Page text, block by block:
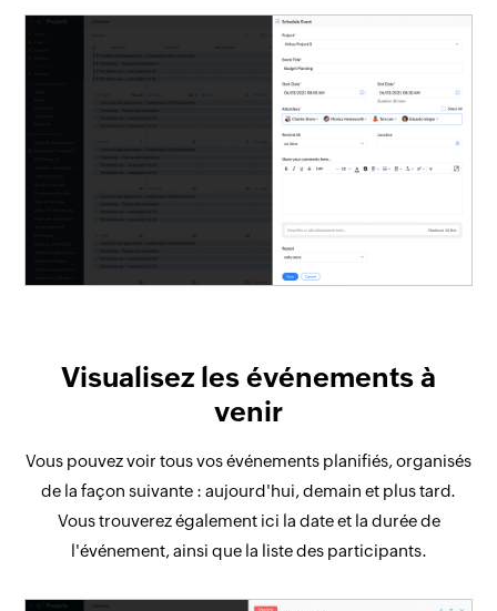
Visualisez les événements à
venir
Vous pouvez voir tous vos événements planifiés, organisés
de la façon suivante : aujourd'hui, demain et plus tard.
Vous trouverez également ici la date et la durée de
l'événement, ainsi que la liste des participants.